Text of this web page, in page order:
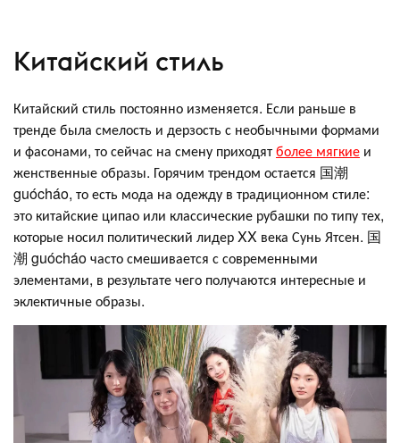
Китайский стиль
Китайский стиль постоянно изменяется. Если раньше в
тренде была смелость и дерзость с необычными формами
и фасонами, то сейчас на смену приходятболее мягкие и
женственные образы. Горячим трендом остается 国潮
guócháo, то есть мода на одежду в традиционном стиле:
это китайские ципао или классические рубашки по типу тех,
которые носил политический лидер XX века Сунь Ятсен. 国
潮 guócháo часто смешивается с современными
элементами, в результате чего получаются интересные и
эклектичные образы.